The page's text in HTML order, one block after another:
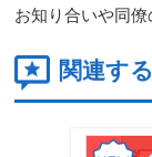
お知り合いや同僚
関連す